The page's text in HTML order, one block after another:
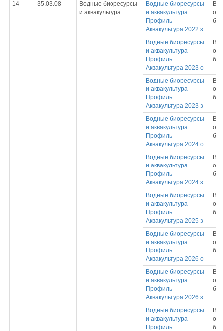
14 35.03.08
Водные биоресурсы
и аквакультура
Водные биоресурсы
и аквакультура
Профиль
Аквакультура 2022 з
Водные биоресурсы
и аквакультура
Профиль
Аквакультура 2023 о
Водные биоресурсы
и аквакультура
Профиль
Аквакультура 2023 з
Водные биоресурсы
и аквакультура
Профиль
Аквакультура 2024 о
Водные биоресурсы
и аквакультура
Профиль
Аквакультура 2024 з
Водные биоресурсы
и аквакультура
Профиль
Аквакультура 2025 з
Водные биоресурсы
и аквакультура
Профиль
Аквакультура 2026 о
Водные биоресурсы
и аквакультура
Профиль
Аквакультура 2026 з
Водные биоресурсы
и аквакультура
Профиль